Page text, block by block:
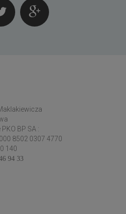
BP SA :
8502 0307 4770
140
94 33